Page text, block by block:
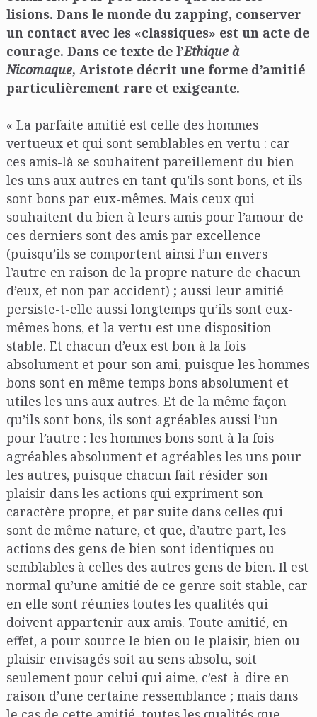
lisions. Dans le monde du zapping, conserver
un contact avec les «classiques» est un acte de
courage. Dans ce texte de l’Ethique à
Nicomaque, Aristote décrit une forme d’amitié
particulièrement rare et exigeante.
« La parfaite amitié est celle des hommes
vertueux et qui sont semblables en vertu : car
ces amis-là se souhaitent pareillement du bien
les uns aux autres en tant qu’ils sont bons, et ils
sont bons par eux-mêmes. Mais ceux qui
souhaitent du bien à leurs amis pour l’amour de
ces derniers sont des amis par excellence
(puisqu’ils se comportent ainsi l’un envers
l’autre en raison de la propre nature de chacun
d’eux, et non par accident) ; aussi leur amitié
persiste-t-elle aussi longtemps qu’ils sont eux-
mêmes bons, et la vertu est une disposition
stable. Et chacun d’eux est bon à la fois
absolument et pour son ami, puisque les hommes
bons sont en même temps bons absolument et
utiles les uns aux autres. Et de la même façon
qu’ils sont bons, ils sont agréables aussi l’un
pour l’autre : les hommes bons sont à la fois
agréables absolument et agréables les uns pour
les autres, puisque chacun fait résider son
plaisir dans les actions qui expriment son
caractère propre, et par suite dans celles qui
sont de même nature, et que, d’autre part, les
actions des gens de bien sont identiques ou
semblables à celles des autres gens de bien. Il est
normal qu’une amitié de ce genre soit stable, car
en elle sont réunies toutes les qualités qui
doivent appartenir aux amis. Toute amitié, en
effet, a pour source le bien ou le plaisir, bien ou
plaisir envisagés soit au sens absolu, soit
seulement pour celui qui aime, c’est-à-dire en
raison d’une certaine ressemblance ; mais dans